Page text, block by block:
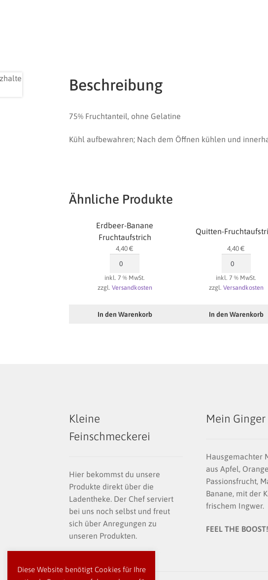
Beschreibung
75% Fruchtanteil, ohne Gelatine
Kühl aufbewahren; Nach dem Öffnen kühlen und
Ähnliche Produkte
Erdbeer-Banane
Fruchtaufstrich
4,40€
Fruchtaufstrich
Menge
inkl. 7 % MwSt.
zzgl. Versandkosten
In den Warenkorb
Quitten-
4,40€
Menge
inkl. 7 % MwSt.
zzgl. Versandkosten
In den Warenkorb
Kleine
Feinschmeckerei
Hier bekommst du unsere
Produkte direkt über die
Ladentheke. Der Chef serviert
bei uns noch selbst und freut
sich über Anregungen zu
unseren Produkten.
Mein Ginger
Hausgemachter
aus Apfel,
Passionsfrucht,
Banane, mit der
frischem Ingwer.
FEEL THE BOOST!
Diese Website benötigt Cookies für Ihre